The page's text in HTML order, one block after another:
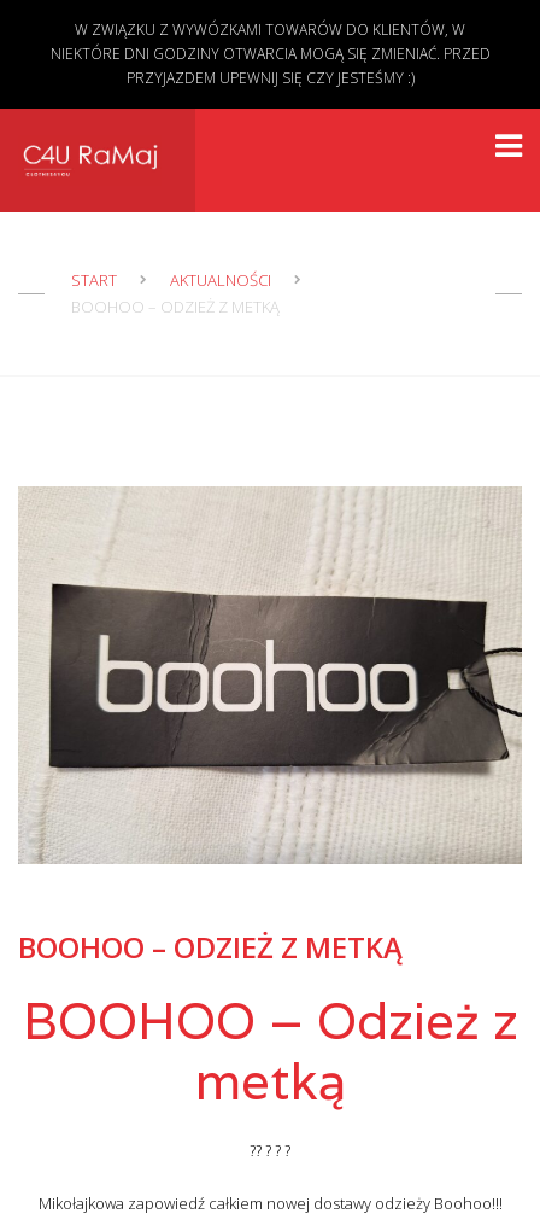
START
AKTUALNOŚCI
BOOHOO – ODZIEŻ Z METKĄ
BOOHOO – ODZIEŻ Z METKĄ
BOOHOO – Odzież z
metką
?? ? ? ?
Mikołajkowa zapowiedź całkiem nowej dostawy odzieży Boohoo!!!
W ZWIĄZKU Z WYWÓZKAMI TOWARÓW DO KLIENTÓW, W
NIEKTÓRE DNI GODZINY OTWARCIA MOGĄ SIĘ ZMIENIAĆ. PRZED
PRZYJAZDEM UPEWNIJ SIĘ CZY JESTEŚMY :)